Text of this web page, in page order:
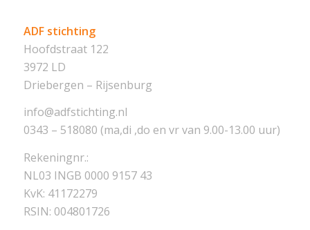
ADF stichting
Hoofdstraat 122
3972 LD
Driebergen – Rijsenburg
info@adfstichting.nl
0343 – 518080 (ma,di ,do en vr van 9.00-13.00 uur)
Rekeningnr.:
NL03 INGB 0000 9157 43
KvK: 41172279
RSIN: 004801726